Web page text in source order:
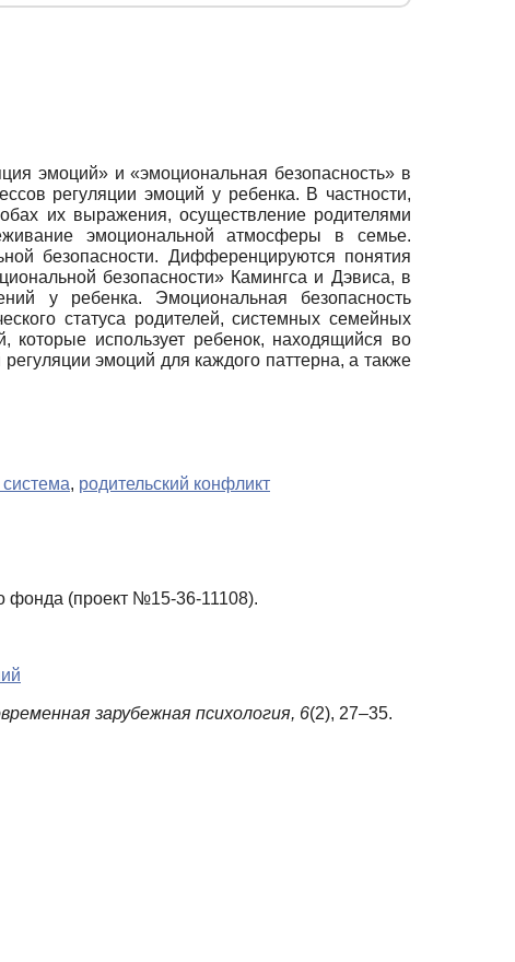
эмоций» и «эмоциональная безопасность» в
регуляции эмоций у ребенка. В частности,
их выражения, осуществление родителями
эмоциональной атмосферы в семье.
безопасности. Дифференцируются понятия
безопасности» Камингса и Дэвиса, в
у ребенка. Эмоциональная безопасность
статуса родителей, системных семейных
которые использует ребенок, находящийся во
эмоций для каждого паттерна, а также
, родительский конфликт
фонда (проект №15-36-11108).
зарубежная психология, 6(2), 27–35.